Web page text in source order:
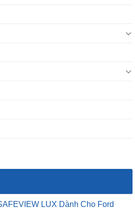
LUX Dành Cho Ford